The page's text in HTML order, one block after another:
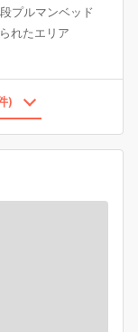
プルマンベッド
れたエリア
)